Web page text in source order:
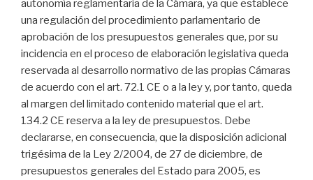
autonomía reglamentaria de la Cámara, ya que establece
una regulación del procedimiento parlamentario de
aprobación de los presupuestos generales que, por su
incidencia en el proceso de elaboración legislativa queda
reservada al desarrollo normativo de las propias Cámaras
de acuerdo con el art. 72.1 CE o a la ley y, por tanto, queda
al margen del limitado contenido material que el art.
134.2 CE reserva a la ley de presupuestos. Debe
declararse, en consecuencia, que la disposición adicional
trigésima de la Ley 2/2004, de 27 de diciembre, de
presupuestos generales del Estado para 2005, es